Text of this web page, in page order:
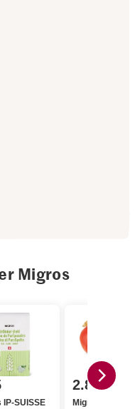
Migros
IP-SUISSE
2.85
Migros Kürbis